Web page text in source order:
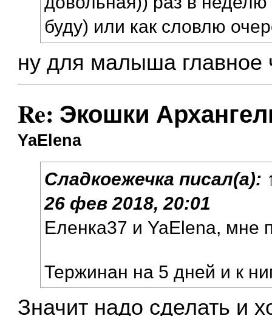
буду) или как словлю
ну для малыша
Re: Экошки
YaElena
Сладкоежечка писал(а):
26 фев 2018, 20:01
Еленка37 и YaElena, мне
Тержинан на 5 дней и к
Значит надо сделать и